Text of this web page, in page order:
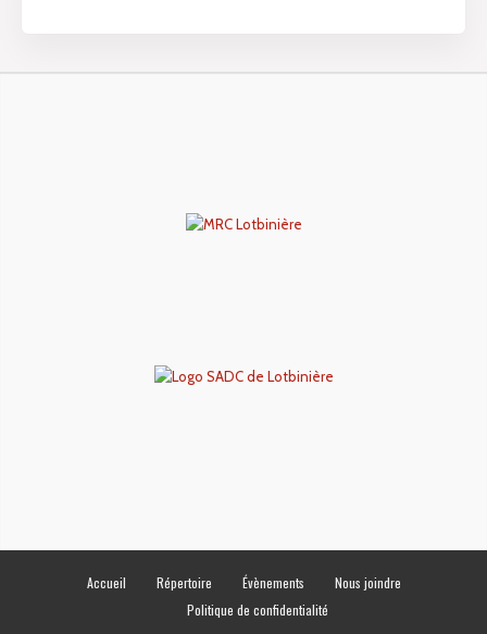
Accueil Répertoire Évènements
Nous joindre
Politique de confidentialité